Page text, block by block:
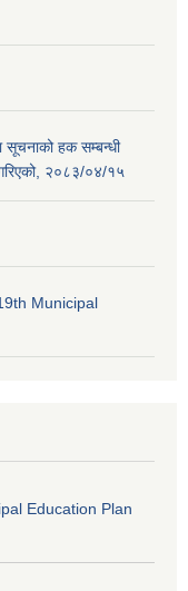
हक सम्बन्धी
२०८३/०४/१५
Municipal
Education Plan